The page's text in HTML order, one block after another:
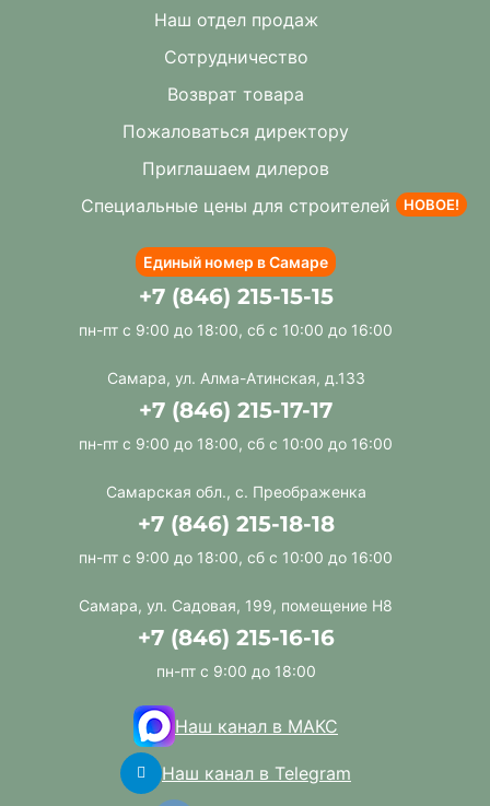
Наш отдел продаж
Сотрудничество
Возврат товара
Пожаловаться директору
Приглашаем дилеров
Специальные цены для строителей
НОВОЕ!
Единый номер в Самаре
+7 (846) 215-15-15
пн-пт с 9:00 до 18:00, сб с 10:00 до 16:00
Самара, ул. Алма-Атинская, д.133
+7 (846) 215-17-17
пн-пт с 9:00 до 18:00, сб с 10:00 до 16:00
Самарская обл., с. Преображенка
+7 (846) 215-18-18
пн-пт с 9:00 до 18:00, сб с 10:00 до 16:00
Самара, ул. Садовая, 199, помещение Н8
+7 (846) 215-16-16
пн-пт с 9:00 до 18:00
Наш канал в МАКС
Наш канал в Telegram